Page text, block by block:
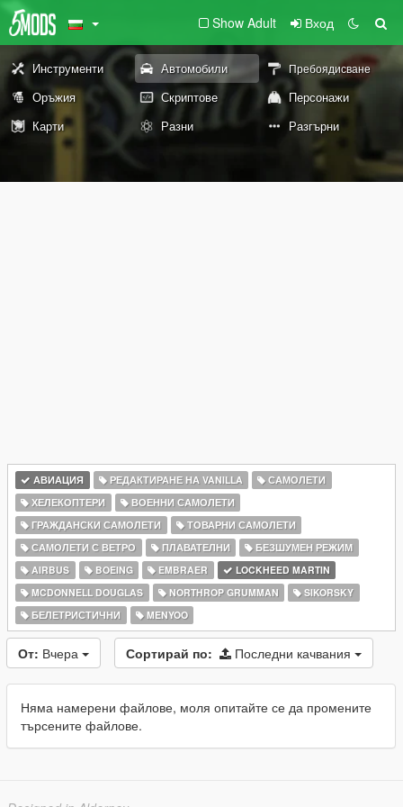
Show Adult Вход
Инструменти Автомобили Пребоядисване
Оръжия Скриптове
Персонажи
Карти
Разни Разгърни
АВИАЦИЯ РЕДАКТИРАНЕ НА VANILLA
САМОЛЕТИ
ХЕЛЕКОПТЕРИ
ВОЕННИ САМОЛЕТИ
ГРАЖДАНСКИ САМОЛЕТИ
ТОВАРНИ САМОЛЕТИ
САМОЛЕТИ С ВЕТРО
ПЛАВАТЕЛНИ
БЕЗШУМЕН РЕЖИМ
AIRBUS
BOEING EMBRAER
LOCKHEED MARTIN
MCDONNELL DOUGLAS
NORTHROP GRUMMAN
SIKORSKY
БЕЛЕТРИСТИЧНИ
MENYOO
От: Вчера Сортирай по: Последни качвания
Няма намерени файлове, моля опитайте се да промените
търсените файлове.